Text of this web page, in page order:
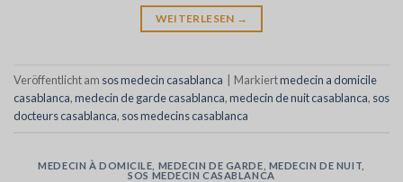
WEITERLESEN →
Veröffentlicht am sos medecin casablanca Markiertmedecin a domicile
casablanca,medecin de garde casablanca,medecin de nuit casablanca, sos
docteurs casablanca, sos medecins casablanca
MEDECIN À DOMICILE MEDECIN DE GARDE MEDECIN DE NUIT
SOS MEDECIN CASABLANCA